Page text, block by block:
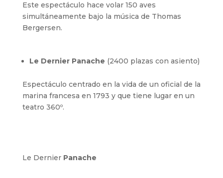
Este espectáculo hace volar 150 aves
simultáneamente bajo la música de Thomas
Bergersen.
Le Dernier Panache (2400 plazas con asiento)
Espectáculo centrado en la vida de un oficial de la
marina francesa en 1793 y que tiene lugar en un
teatro 360º.
Le Dernier Panache